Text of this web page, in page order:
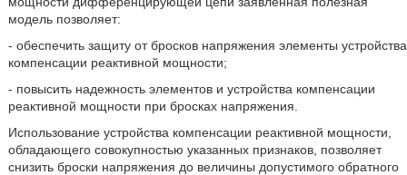
модель позволяет:
- обеспечить защиту от бросков напряжения элементы устройства
компенсации реактивной мощности;
- повысить надежность элементов и устройства компенсации
реактивной мощности при бросках напряжения.
Использование устройства компенсации реактивной мощности,
обладающего совокупностью указанных признаков, позволяет
снизить броски напряжения до величины допустимого обратного